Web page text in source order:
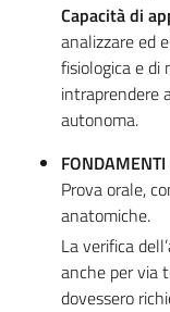
Capacità di
analizzare ed
fisiologica e di
intraprendere
autonoma.
Prova orale,
anatomiche.
La verifica
anche per via
dovessero